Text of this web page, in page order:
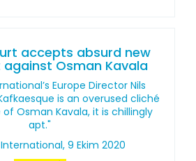
accepts absurd new
Osman Kavala
Europe Director Nils
is an overused cliché
Osman Kavala, it is chillingly
apt."
9 Ekim 2020